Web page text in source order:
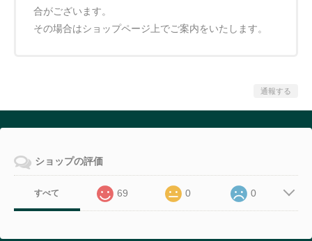
合がございます。
その場合はショップページ上でご案内をいたします。
通報する
ショップの評価
すべて 69 0 0